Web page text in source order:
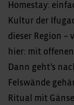
Homestay:
Kultur der
dieser Region –
hier: mit
Dann geht’s
Felswände
Ritual mit